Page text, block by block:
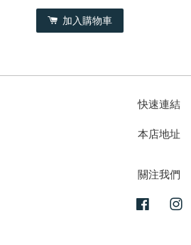
加入購物車
快速連結
本店地址
關注我們
Facebook